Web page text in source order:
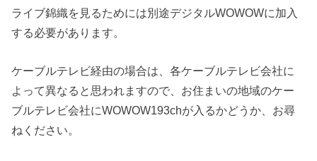
ライブ錦織を見るためには別途デジタルWOWOWに加入
する必要があります。
ケーブルテレビ経由の場合は、各ケーブルテレビ会社に
よって異なると思われますので、お住まいの地域のケー
ブルテレビ会社にWOWOW193chが入るかどうか、お尋
ねください。